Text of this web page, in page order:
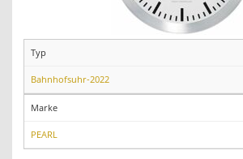
Typ
Bahnhofsuhr-2022
Marke
PEARL